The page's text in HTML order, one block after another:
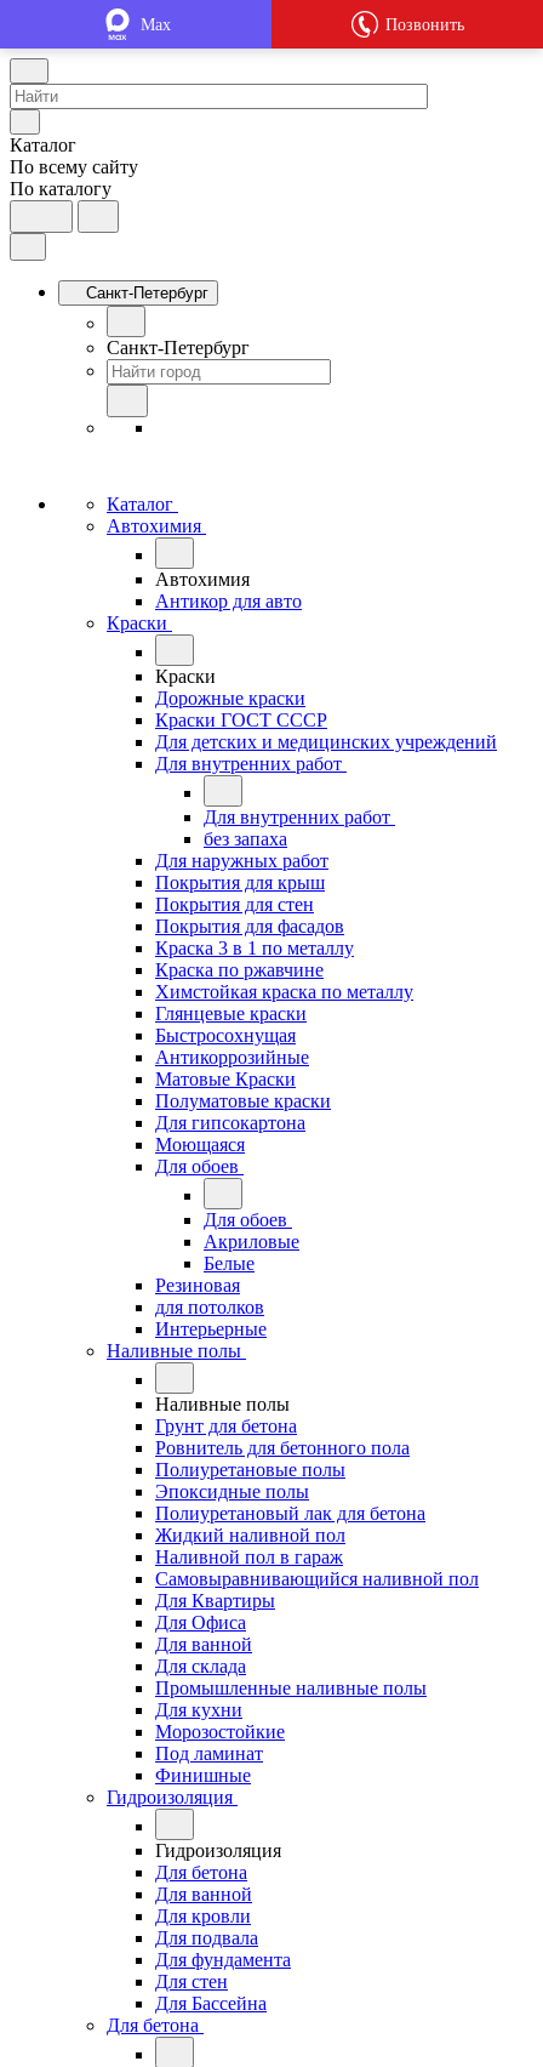
Каталог
По всему сайту
По каталогу
Санкт-Петербург
Санкт-Петербург
Каталог
Автохимия
Автохимия
Антикор для авто
Краски
Краски
Дорожные краски
Краски ГОСТ СССР
Для детских и медицинских учреждений
Для внутренних работ
Для внутренних работ
без запаха
Для наружных работ
Покрытия для крыш
Покрытия для стен
Покрытия для фасадов
Краска 3 в 1 по металлу
Краска по ржавчине
Химстойкая краска по металлу
Глянцевые краски
Быстросохнущая
Антикоррозийные
Матовые Краски
Полуматовые краски
Для гипсокартона
Моющаяся
Для обоев
Для обоев
Акриловые
Белые
Резиновая
для потолков
Интерьерные
Наливные полы
Наливные полы
Грунт для бетона
Ровнитель для бетонного пола
Полиуретановые полы
Эпоксидные полы
Полиуретановый лак для бетона
Жидкий наливной пол
Наливной пол в гараж
Самовыравнивающийся наливной пол
Для Квартиры
Для Офиса
Для ванной
Для склада
Промышленные наливные полы
Для кухни
Морозостойкие
Под ламинат
Финишные
Гидроизоляция
Гидроизоляция
Для бетона
Для ванной
Для кровли
Для подвала
Для фундамента
Для стен
Для Бассейна
Для бетона
Max Позвонить